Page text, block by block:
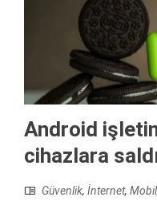
Android
cihazlara
Güvenlik, İnternet, Mobil